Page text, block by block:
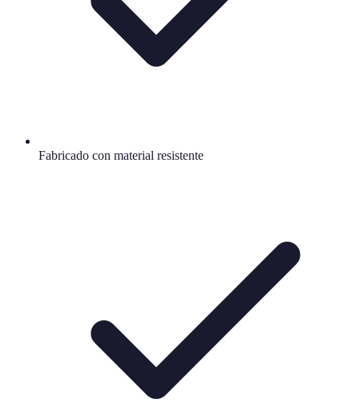
Fabricado con material resistente